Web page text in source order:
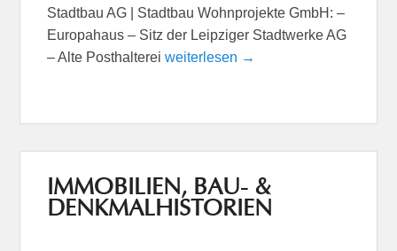
Stadtbau AG | Stadtbau Wohnprojekte GmbH: –
Europahaus – Sitz der Leipziger Stadtwerke AG
– Alte Posthaltereiweiterlesen →
IMMOBILIEN, BAU- &
DENKMALHISTORIEN